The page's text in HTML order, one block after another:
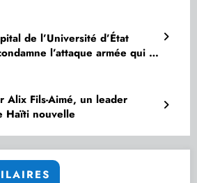
de l’Université d’État
l’attaque armée qui a
Alix Fils-Aimé, un leader
Haïti nouvelle